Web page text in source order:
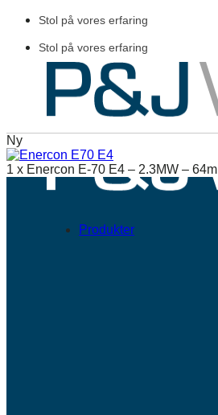
Fortsæt
indhold
Stol på vores erfaring
Stol på vores erfaring
Produkter
Ny
1 x Enercon E-70 E4 – 2.3MW – 64m